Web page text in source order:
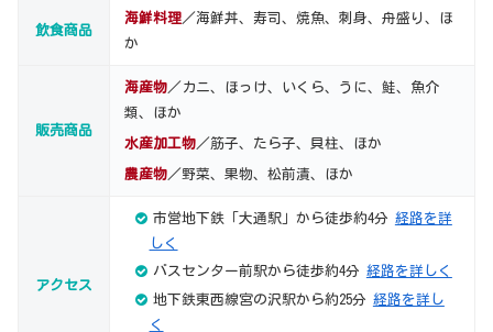
飲食商品
海鮮料理／海鮮丼、寿司、焼魚、刺身、舟盛り、ほ
か
販売商品
海産物／カニ、ほっけ、いくら、うに、鮭、魚介
類、ほか
水産加工物／筋子、たら子、貝柱、ほか
農産物／野菜、果物、松前漬、ほか
アクセス
市営地下鉄「大通駅」から徒歩約4分 経路を詳
しく
バスセンター前駅から徒歩約4分 経路を詳しく
地下鉄東西線宮の沢駅から約25分 経路を詳し
く